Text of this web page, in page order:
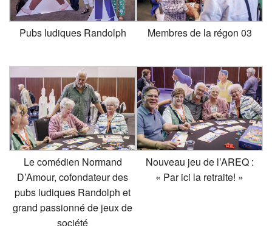
Pubs ludiques Randolph Membres de la régon 03
Le comédien Normand
D’Amour, cofondateur des
pubs ludiques Randolph et
grand passionné de jeux de
société
Nouveau jeu de l’AREQ :
« Par ici la retraite! »